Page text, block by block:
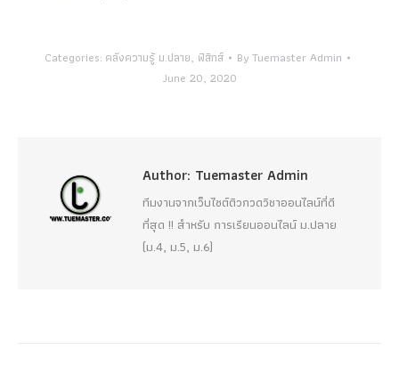
Categories: คลังความรู้ ม.ปลาย, ฟิสิกส์ ByTuemaster Admin
June 20, 2020
Author: Tuemaster Admin
ทีมงานจากเว็บไซต์ติวกวดวิชาออนไลน์ที่ดี
ที่สุด !! สำหรับ การเรียนออนไลน์ ม.ปลาย
(ม.4, ม.5, ม.6)